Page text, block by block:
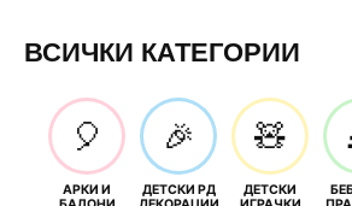
ВСИЧКИ КАТЕГОРИИ
🎈
АРКИ И
🎉
ДЕТСКИ РД
🧸
ДЕТСКИ